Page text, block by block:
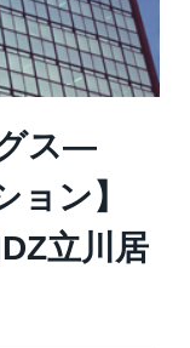
ス—
ョン】
立川居